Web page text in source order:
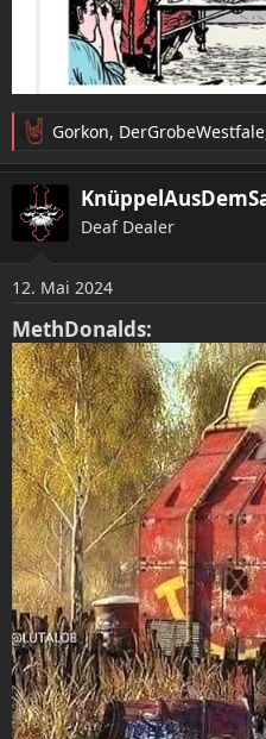
R
e
a
k
n
e
n
:
Gorkon, DerGrobeWestfale
Deaf Dealer
12. Mai 2024
MethDonalds: